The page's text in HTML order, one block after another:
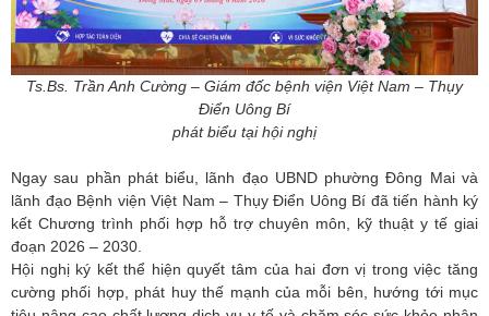
Ts.Bs. Trần Anh Cường – Giám đốc bệnh viện Việt Nam – Thụy
Điển Uông Bí
phát biểu tại hội nghị
Ngay sau phần phát biểu, lãnh đạo UBND phường Đông Mai và
lãnh đạo Bệnh viện Việt Nam – Thụy Điển Uông Bí đã tiến hành ký
kết Chương trình phối hợp hỗ trợ chuyên môn, kỹ thuật y tế giai
đoạn 2026 – 2030.
Hội nghị ký kết thể hiện quyết tâm của hai đơn vị trong việc tăng
cường phối hợp, phát huy thế mạnh của mỗi bên, hướng tới mục